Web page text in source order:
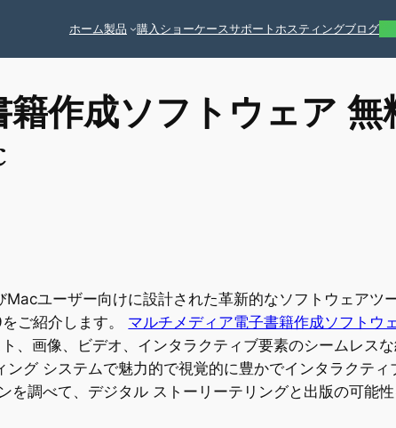
ホーム製品 購入ショーケースサポートホスティングブログ
作成ソフトウェア 無
ユーザー向けに設計された革新的なソフトウェアツ
ご紹介します。 マルチメディア電子書籍作成ソフトウ
、画像、ビデオ、インタラクティブ要素のシームレス
グ システムで魅力的で視覚的に豊かでインタラクティ
調べて、デジタル ストーリーテリングと出版の可能